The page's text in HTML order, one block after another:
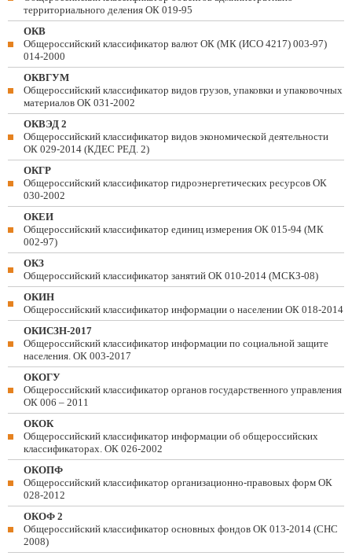
территориального деления ОК 019-95
ОКВ
Общероссийский классификатор валют ОК (МК (ИСО 4217) 003-97)
014-2000
ОКВГУМ
Общероссийский классификатор видов грузов, упаковки и упаковочных
материалов ОК 031-2002
ОКВЭД 2
Общероссийский классификатор видов экономической деятельности
ОК 029-2014 (КДЕС РЕД. 2)
ОКГР
Общероссийский классификатор гидроэнергетических ресурсов ОК
030-2002
ОКЕИ
Общероссийский классификатор единиц измерения ОК 015-94 (МК
002-97)
ОКЗ
Общероссийский классификатор занятий ОК 010-2014 (МСКЗ-08)
ОКИН
Общероссийский классификатор информации о населении ОК 018-2014
ОКИСЗН-2017
Общероссийский классификатор информации по социальной защите
населения. ОК 003-2017
ОКОГУ
Общероссийский классификатор органов государственного управления
ОК 006 – 2011
ОКОК
Общероссийский классификатор информации об общероссийских
классификаторах. ОК 026-2002
ОКОПФ
Общероссийский классификатор организационно-правовых форм ОК
028-2012
ОКОФ 2
Общероссийский классификатор основных фондов ОК 013-2014 (СНС
2008)